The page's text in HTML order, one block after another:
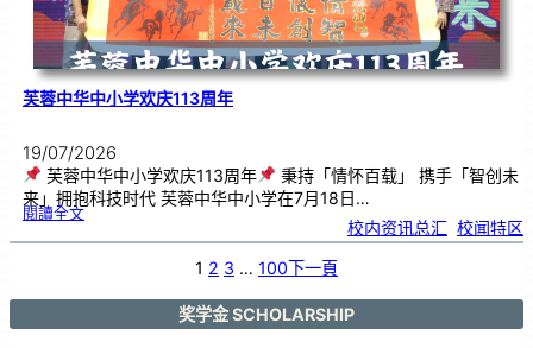
芙蓉中华中小学欢庆113周年
19/07/2026
芙蓉中华中小学欢庆113周年
秉持「情怀百载」 携手「智创未
来」拥抱科技时代 芙蓉中华中小学在7月18日…
閱讀全文:芙
华
1
年
校内资讯总汇 校闻特区
1 2 3 … 100下一頁
奖学金 SCHOLARSHIP